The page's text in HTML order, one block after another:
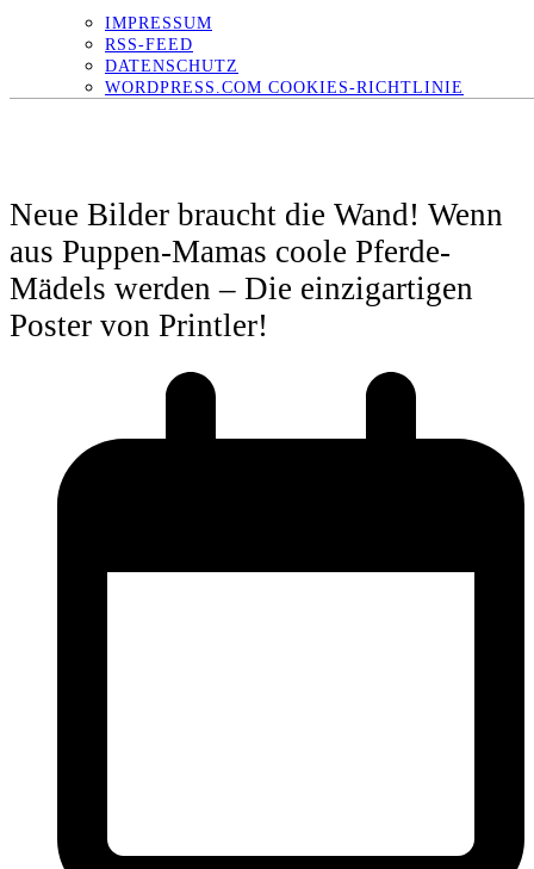
IMPRESSUM
RSS-FEED
DATENSCHUTZ
WORDPRESS.COM COOKIES-RICHTLINIE
Neue Bilder braucht die Wand! Wenn
aus Puppen-Mamas coole Pferde-
Mädels werden – Die einzigartigen
Poster von Printler!